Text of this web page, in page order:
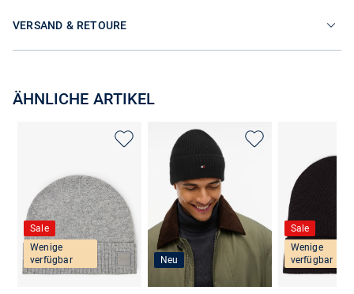
VERSAND & RETOURE
ÄHNLICHE ARTIKEL
Sale
Wenige
verfügbar
Neu
Sale
Wenige
verfügbar